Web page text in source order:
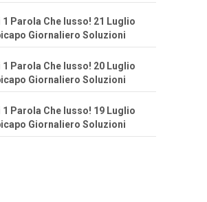
Parola Che lusso! 21 Luglio
Giornaliero Soluzioni
Parola Che lusso! 20 Luglio
Giornaliero Soluzioni
Parola Che lusso! 19 Luglio
Giornaliero Soluzioni